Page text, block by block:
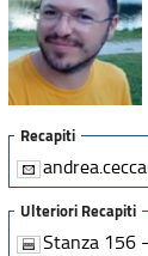
Recapiti
Ulteriori Recapiti
Stanza 156